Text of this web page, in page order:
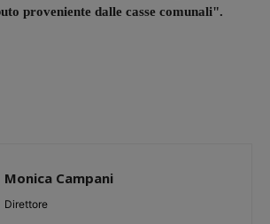
proveniente dalle casse comunali".
Monica Campani
Direttore